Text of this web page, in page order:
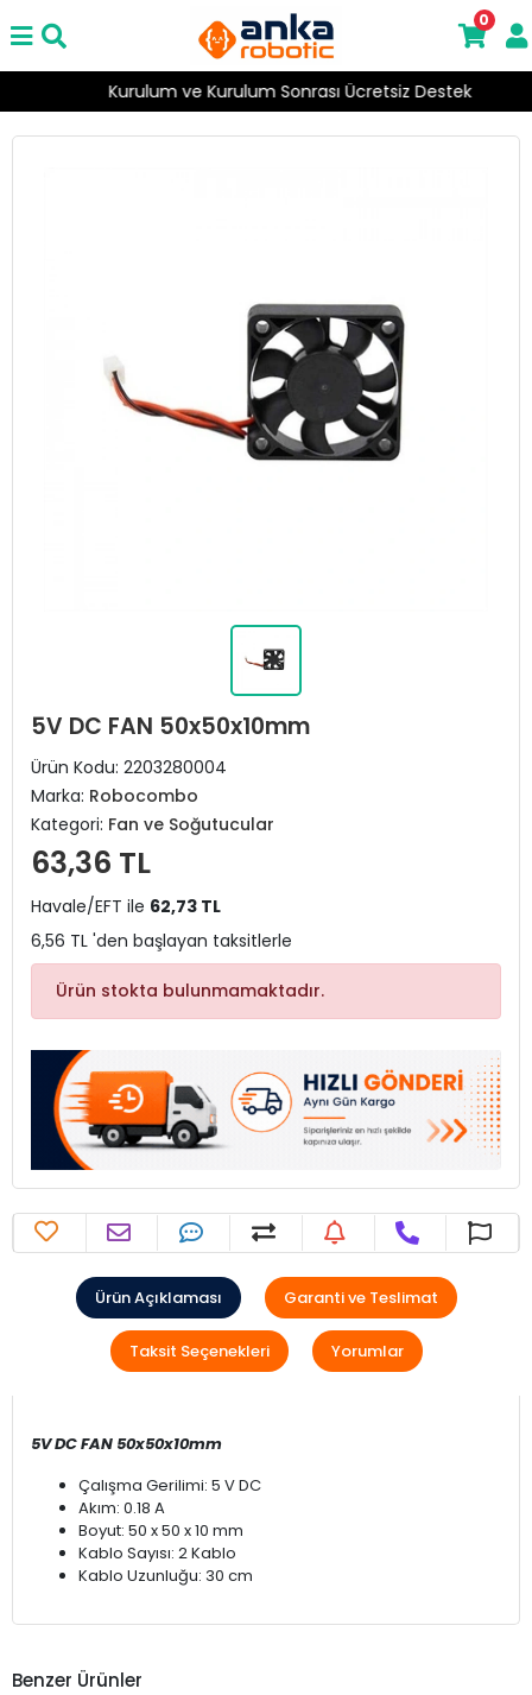
Kurulum ve Kurulum Sonrası Ücretsiz Destek
0
5V DC FAN 50x50x10mm
Ürün Kodu: 2203280004
Marka: Robocombo
Kategori: Fan ve Soğutucular
63,36 TL
Havale/EFT ile 62,73 TL
6,56 TL 'den başlayan taksitlerle
Ürün stokta bulunmamaktadır.
Ürün Açıklaması Garanti ve Teslimat
Taksit Seçenekleri Yorumlar
5V DC FAN 50x50x10mm
Çalışma Gerilimi: 5 V DC
Akım: 0.18 A
Boyut: 50 x 50 x 10 mm
Kablo Sayısı: 2 Kablo
Kablo Uzunluğu: 30 cm
Benzer Ürünler